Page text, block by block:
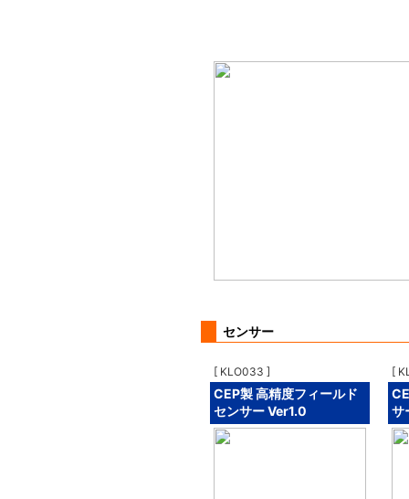
センサー
[ KLO033 ]
CEP製 高精度フィールド
センサー Ver1.0
[
サ